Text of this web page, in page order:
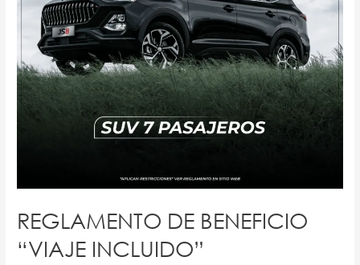
REGLAMENTO DE BENEFICIO
“VIAJE INCLUIDO”